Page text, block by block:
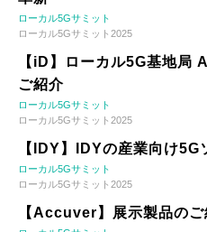
ローカル5Gサミット
ローカル5Gサミット2025
【iD】ローカル5G基地局
ご紹介
ローカル5Gサミット
ローカル5Gサミット2025
【IDY】IDYの産業向け5G
ローカル5Gサミット
ローカル5Gサミット2025
【Accuver】展示製品の